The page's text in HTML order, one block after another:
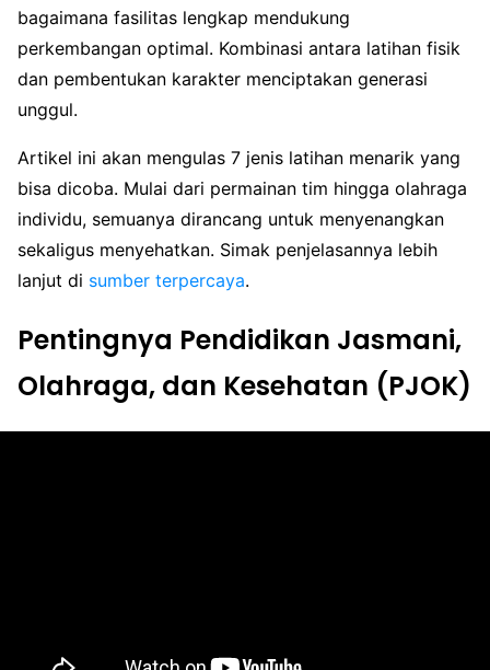
bagaimana fasilitas lengkap mendukung
perkembangan optimal. Kombinasi antara latihan fisik
dan pembentukan karakter menciptakan generasi
unggul.
Artikel ini akan mengulas 7 jenis latihan menarik yang
bisa dicoba. Mulai dari permainan tim hingga olahraga
individu, semuanya dirancang untuk menyenangkan
sekaligus menyehatkan. Simak penjelasannya lebih
lanjut di sumber terpercaya.
Pentingnya Pendidikan Jasmani,
Olahraga, dan Kesehatan (PJOK)